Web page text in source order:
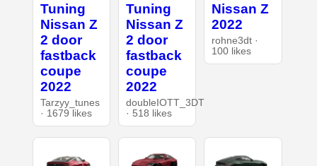
Tuning
Nissan Z
2 door
fastback
coupe
2022
Tarzyy_tunes
· 1679 likes
Tuning
Nissan Z
2 door
fastback
coupe
2022
doubleIOTT_3DT
· 518 likes
Nissan Z
2022
rohne3dt ·
100 likes